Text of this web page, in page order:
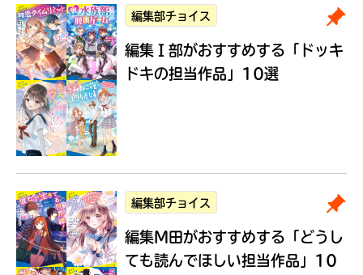
編集部チョイス
編集Ｉ部がおすすめする 「ドッキ
ドキの担当作品」10選
編集部チョイス
編集M田がおすすめする 「どうし
ても読んでほしい担当作品」10